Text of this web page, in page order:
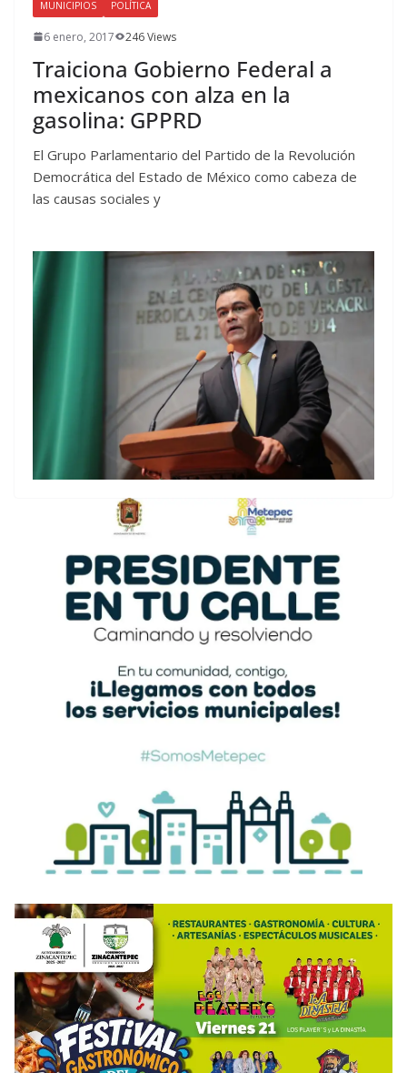
MUNICIPIOS POLÍTICA
6 enero, 2017 246 Views
Traiciona Gobierno Federal a
mexicanos con alza en la
gasolina: GPPRD
El Grupo Parlamentario del Partido de la Revolución
Democrática del Estado de México como cabeza de
las causas sociales y